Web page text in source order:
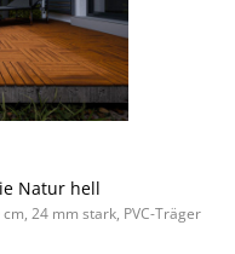
Natur hell
24 mm stark, PVC-Träger